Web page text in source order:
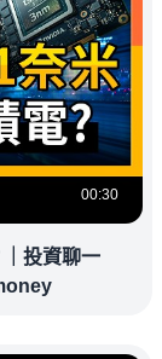
00:30
投資聊一